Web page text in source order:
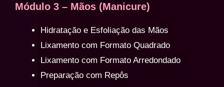
Módulo 3 – Mãos (Manicure)
Hidratação e Esfoliação das Mãos
Lixamento com Formato Quadrado
Lixamento com Formato Arredondado
Preparação com Repôs